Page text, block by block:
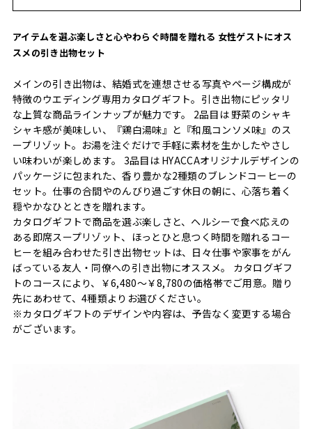
アイテムを選ぶ楽しさと心やわらぐ時間を贈れる 女性ゲストにオス
スメの引き出物セット
メインの引き出物は、結婚式を連想させる写真やページ構成が
特徴のウエディング専用カタログギフト。引き出物にピッタリ
な上質な商品ラインナップが魅力です。 2品目は 野菜のシャキ
シャキ感が美味しい、『鶏白湯味』と『和風コンソメ味』のス
ープリゾット。お湯を注ぐだけで手軽に素材を生かしたやさし
い味わいが楽しめます。 3品目は HYACCAオリジナルデザインの
パッケージに包まれた、香り豊かな2種類のブレンドコーヒーの
セット。仕事の合間やのんびり過ごす休日の朝に、心落ち着く
穏やかなひとときを贈れます。
カタログギフトで商品を選ぶ楽しさと、ヘルシーで食べ応えの
ある即席スープリゾット、ほっとひと息つく時間を贈れるコー
ヒーを組み合わせた引き出物セットは、日々仕事や家事をがん
ばっている友人・同僚への引き出物にオススメ。 カタログギフ
トのコースにより、￥6,480～￥8,780の価格帯でご用意。贈り
先にあわせて、4種類よりお選びください。
※カタログギフトのデザインや内容は、予告なく変更する場合
がございます。